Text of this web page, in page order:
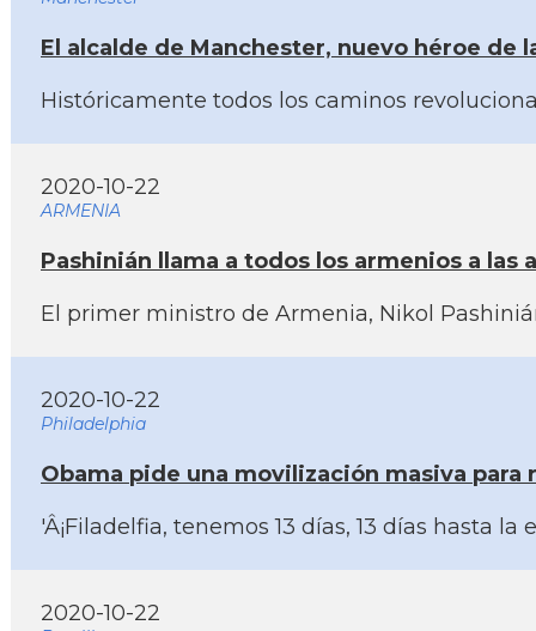
El alcalde de Manchester, nuevo héroe de
Históricamente todos los caminos
2020-10-22
ARMENIA
Pashinián llama a todos los armenios a las
El primer ministro de Armenia, Nikol
2020-10-22
Philadelphia
Obama pide una movilización masiva para
'Â¡Filadelfia, tenemos 13 dí­as, 13 dí­as hasta
2020-10-22